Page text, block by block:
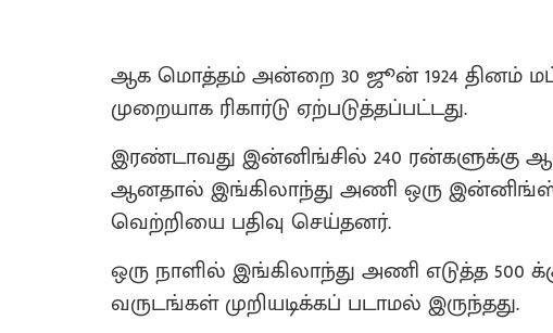
ஆக மொத்தம் அன்றை 30 ஜூன் 1924 தினம்
முறையாக ரிகார்டு ஏற்படுத்தப்பட்டது.
இரண்டாவது இன்னிங்சில் 240 ரன்களுக்கு
ஆனதால் இங்கிலாந்து அணி ஒரு இன்னிங்ஸ்
வெற்றியை பதிவு செய்தனர்.
ஒரு நாளில் இங்கிலாந்து அணி எடுத்த 500
வருடங்கள் முறியடிக்கப் படாமல் இருந்தது.